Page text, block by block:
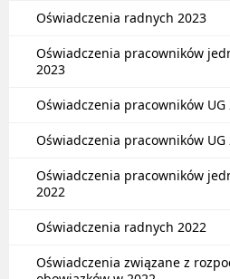
Oświadczenia radnych 2023
Oświadczenia pracowników
2023
Oświadczenia pracowników UG
Oświadczenia pracowników UG
Oświadczenia pracowników
2022
Oświadczenia radnych 2022
Oświadczenia związane z